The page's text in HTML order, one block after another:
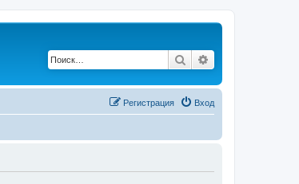
Поиск
Вход
Регистрация